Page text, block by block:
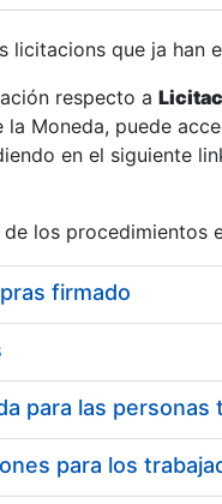
que ja
respecto a
Moneda, puede
en el siguiente
los procedimientos
firmado